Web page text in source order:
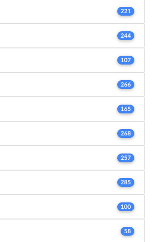
221
244
107
266
165
268
257
285
100
58